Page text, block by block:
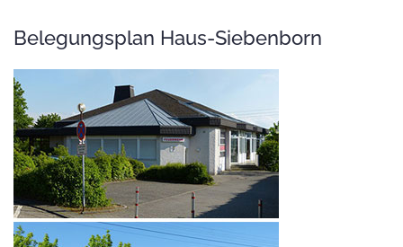
Belegungsplan Haus-Siebenborn